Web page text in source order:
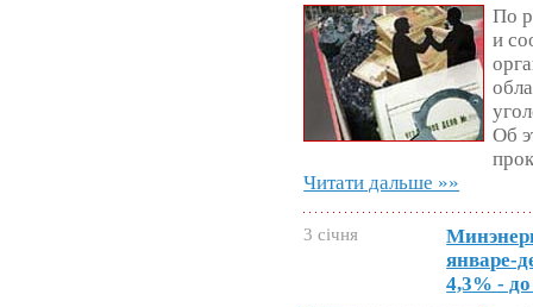
По
и
Об
Читати дальше »»
3 січня
январе-
4,3% -